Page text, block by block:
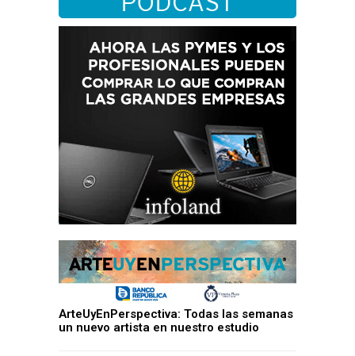
ArteUyEnPerspectiva: Todas las semanas
un nuevo artista en nuestro estudio